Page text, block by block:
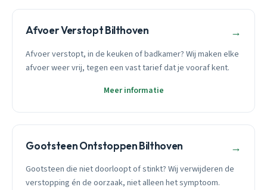
Afvoer Verstopt Bilthoven →
Afvoer verstopt, in de keuken of badkamer? Wij maken elke
afvoer weer vrij, tegen een vast tarief dat je vooraf kent.
Meer informatie
Gootsteen Ontstoppen Bilthoven →
Gootsteen die niet doorloopt of stinkt? Wij verwijderen de
verstopping én de oorzaak, niet alleen het symptoom.